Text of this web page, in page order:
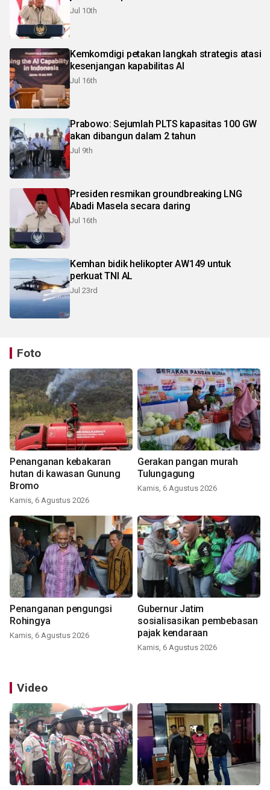
Jul 10th
Kemkomdigi petakan langkah strategis atasi
kesenjangan kapabilitas AI
Jul 16th
Prabowo: Sejumlah PLTS kapasitas 100 GW
akan dibangun dalam 2 tahun
Jul 9th
Presiden resmikan groundbreaking LNG
Abadi Masela secara daring
Jul 16th
Kemhan bidik helikopter AW149 untuk
perkuat TNI AL
Jul 23rd
Foto
Penanganan kebakaran
hutan di kawasan Gunung
Bromo
Kamis, 6 Agustus 2026
Gerakan pangan murah
Tulungagung
Kamis, 6 Agustus 2026
Penanganan pengungsi
Rohingya
Kamis, 6 Agustus 2026
Gubernur Jatim
sosialisasikan pembebasan
pajak kendaraan
Kamis, 6 Agustus 2026
Video